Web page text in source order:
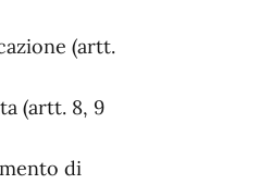
(artt.
(artt. 8, 9
di